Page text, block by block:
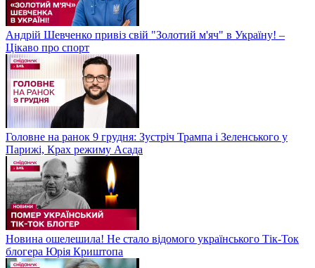
Андрій Шевченко привіз свій "Золотий м'яч" в Україну! –
Цікаво про спорт
Головне на ранок 9 грудня: Зустріч Трампа і Зеленського у
Парижі, Крах режиму Асада
Новина ошелешила! Не стало відомого українського Тік-Ток
блогера Юрія Криштопа